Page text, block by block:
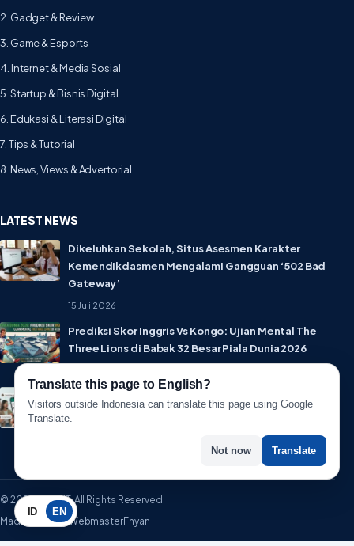
2. Gadget & Review
3. Game & Esports
4. Internet & Media Sosial
5. Startup & Bisnis Digital
6. Edukasi & Literasi Digital
7. Tips & Tutorial
8. News, Views & Advertorial
LATEST NEWS
Dikeluhkan Sekolah, Situs Asesmen Karakter
Kemendikdasmen Mengalami Gangguan ‘502 Bad
Gateway’
15 Juli 2026
Prediksi Skor Inggris Vs Kongo: Ujian Mental The
Three Lions di Babak 32 Besar Piala Dunia 2026
© 2026 WartaIT. All Rights Reserved.
Made with ♥ by WebmasterFhyan
ID EN
Translate this page to English?
Visitors outside Indonesia can translate this page using Google
Translate.
Not now Translate